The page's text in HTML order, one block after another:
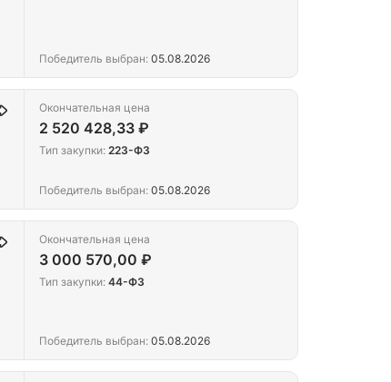
Победитель выбран: 05.08.2026
Окончательная цена
2 520 428,33 ₽
Тип закупки: 223-ФЗ
Победитель выбран: 05.08.2026
Окончательная цена
3 000 570,00 ₽
Тип закупки: 44-ФЗ
Победитель выбран: 05.08.2026